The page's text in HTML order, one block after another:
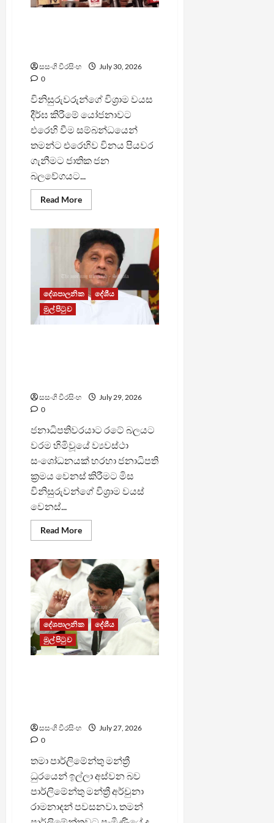
කිරීම”
සසංගි වීරසිංහ
July 30, 2026
0
විනිසුරුවරුන්ගේ විශ්‍රාම වයස
දීර්ඝ කිරීමේ යෝජනාවට
එරෙහි වීම සම්බන්ධයෙන්
තමන්ට එරෙහිව විනය පියවර
ගැනීමට ජාතික ජන
බලවේගයට...
Read MoreRead
more
එරෙහිව
පියවර
ගන්න
මාළිමාවට
බැහැ
–
ලාල්
විජේනායක
දේශපාලනික
දේශීය
මුල් පිටුව
සසංගි වීරසිංහ
July 29, 2026
0
ජනාධිපතිවරයාට රටේ බලයට
වරම හිමිවූයේ ව්‍යවස්ථා
සංශෝධනයක් හරහා ජනාධිපති
ක්‍රමය වෙනස් කිරීමට මිස
විනිසුරුවන්ගේ විශ්‍රාම වයස්
වෙනස්...
Read MoreRead
more
වරමක්
ලැබුණේ
අධිකරණය
විධායකයේ
අතකොළුවක්
කරගන්න
නොවේ
–
විපක්ෂ
නායක
දේශපාලනික
දේශීය
මුල් පිටුව
සසංගි වීරසිංහ
July 27, 2026
0
තමා පාර්ලිමේන්තු මන්ත්‍රී
ධුරයෙන් ඉල්ලා අස්වන බව
පාර්ලිමේන්තු මන්ත්‍රී අර්චුනා
රාමනාදන් පවසනවා. තමන්